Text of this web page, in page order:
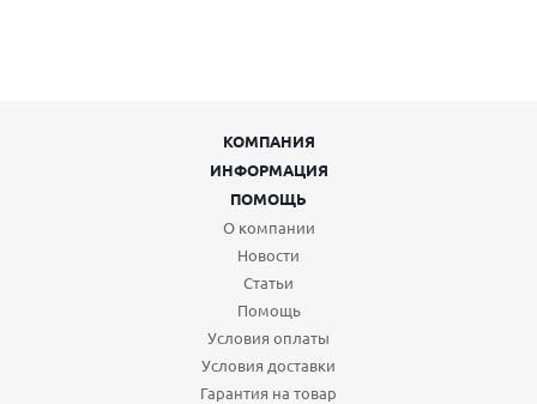
КОМПАНИЯ
ИНФОРМАЦИЯ
ПОМОЩЬ
О компании
Новости
Статьи
Помощь
Условия оплаты
Условия доставки
Гарантия на товар